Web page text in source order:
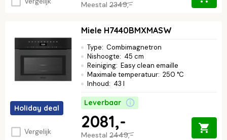
Meestal 2349,-
Holiday deal
Vergelijk
Miele H7440BMXMASW
Type: Combimagnetron
Nishoogte: 45 cm
Reiniging: Easy clean emaille
Maximale temperatuur: 250 °C
Inhoud: 43 l
Leverbaar
Meestal 2449,-
2081,-